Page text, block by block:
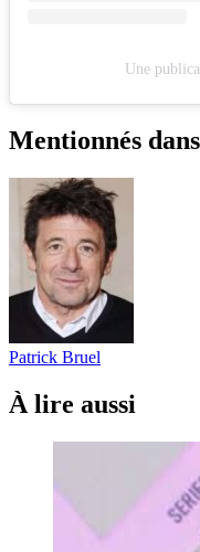
Une
Mentionnés
Patrick Bruel
À lire aussi